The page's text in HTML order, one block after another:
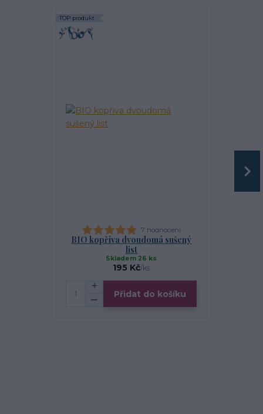
TOP produkt
7 hodnocení
BIO kopřiva dvoudomá sušený
list
195 Kč/ks
Skladem 26 ks
Přidat do košíku